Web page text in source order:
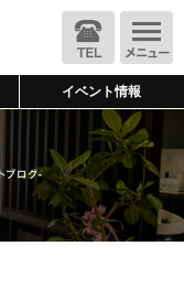
イベント情報